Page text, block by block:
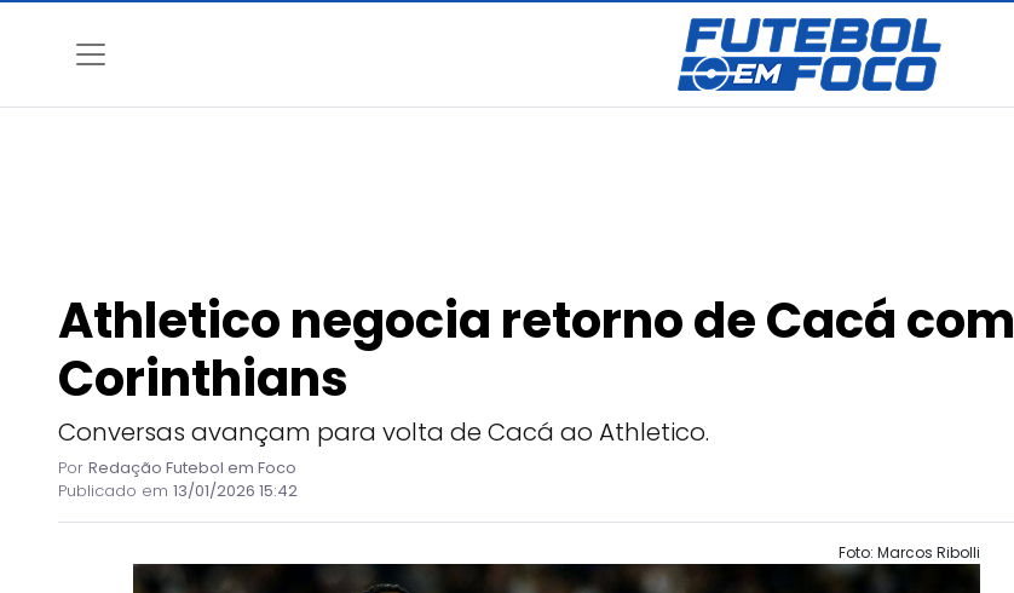
Athletico negocia retorno de Cacá com
Corinthians
Conversas avançam para volta de Cacá ao Athletico.
Por Redação Futebol em Foco
Publicado em 13/01/2026 15:42
Foto: Marcos Ribolli